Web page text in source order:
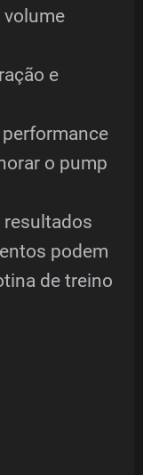
volume
e
performance
o pump
resultados
podem
de treino